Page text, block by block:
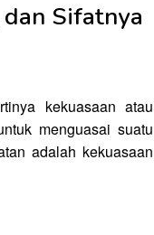
Sifatnya
kekuasaan atau
menguasai suatu
adalah kekuasaan